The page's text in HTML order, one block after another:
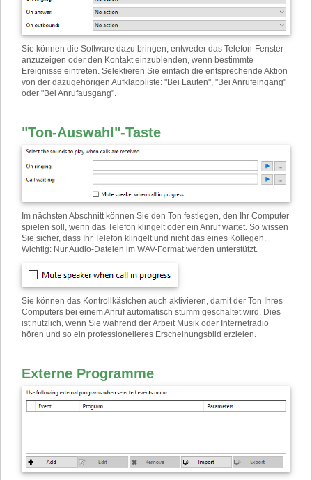
Sie können die Software dazu bringen, entweder das Telefon-Fenster
anzuzeigen oder den Kontakt einzublenden, wenn bestimmte
Ereignisse eintreten. Selektieren Sie einfach die entsprechende Aktion
von der dazugehörigen Aufklappliste: "Bei Läuten", "Bei Anrufeingang"
oder "Bei Anrufausgang".
"Ton-Auswahl"-Taste
Im nächsten Abschnitt können Sie den Ton festlegen, den Ihr Computer
spielen soll, wenn das Telefon klingelt oder ein Anruf wartet. So wissen
Sie sicher, dass Ihr Telefon klingelt und nicht das eines Kollegen.
Wichtig: Nur Audio-Dateien im WAV-Format werden unterstützt.
Sie können das Kontrollkästchen auch aktivieren, damit der Ton Ihres
Computers bei einem Anruf automatisch stumm geschaltet wird. Dies
ist nützlich, wenn Sie während der Arbeit Musik oder Internetradio
hören und so ein professionelleres Erscheinungsbild erzielen.
Externe Programme